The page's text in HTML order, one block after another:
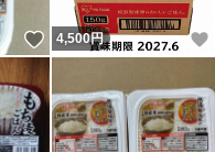
いいね！
4,500円